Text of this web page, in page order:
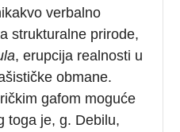
verbalno
strukturalne prirode,
, erupcija realnosti u
obmane.
gafom moguće
toga je, g. Debilu,